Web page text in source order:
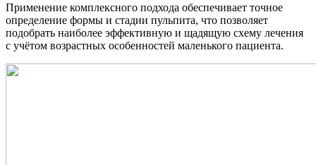
Применение комплексного подхода обеспечивает точное
определение формы и стадии пульпита, что позволяет
подобрать наиболее эффективную и щадящую схему лечения
с учётом возрастных особенностей маленького пациента.